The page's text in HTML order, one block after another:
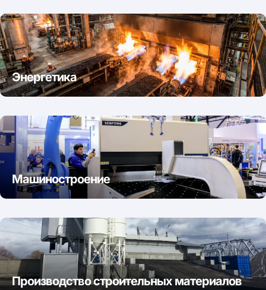
Энергетика
Машиностроение
Производство строительных материалов